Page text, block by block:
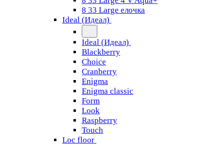
8 33 Large елочка
Ideal (Идеал)
Ideal (Идеал)
Blackberry
Choice
Cranberry
Enigma
Enigma classic
Form
Look
Raspberry
Touch
Loc floor